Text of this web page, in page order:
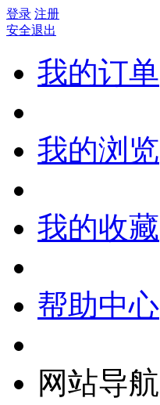
登录 注册
安全退出
我的订单
我的浏览
我的收藏
帮助中心
网站导航